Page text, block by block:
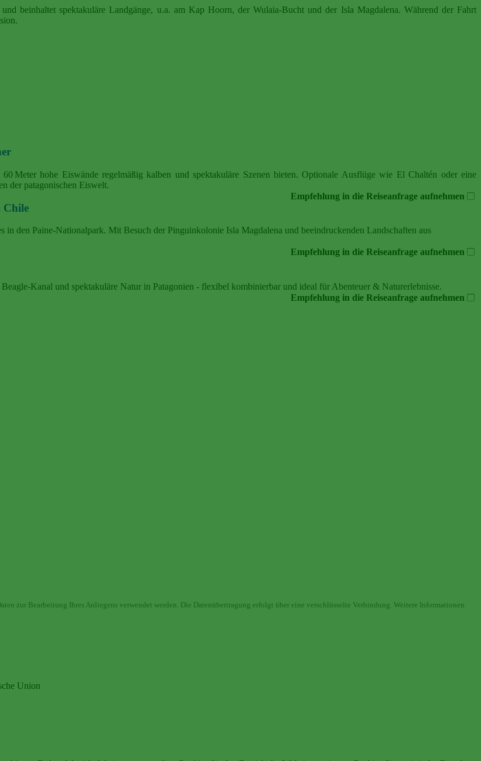
beinhaltet spektakuläre Landgänge, u.a. am Kap Hoorn, der Wulaia-Bucht und der Isla Magdalena. Während der Fahrt
Meter hohe Eiswände regelmäßig kalben und spektakuläre Szenen bieten. Optionale Ausflüge wie El Chaltén oder eine
der patagonischen Eiswelt.
Empfehlung in die Reiseanfrage aufnehmen
Chile
in den Paine‑Nationalpark. Mit Besuch der Pinguinkolonie Isla Magdalena und beeindruckenden Landschaften aus
Empfehlung in die Reiseanfrage aufnehmen
und spektakuläre Natur in Patagonien - flexibel kombinierbar und ideal für Abenteuer & Naturerlebnisse.
Empfehlung in die Reiseanfrage aufnehmen
zur Bearbeitung Ihres Anliegens verwendet werden. Die Datenübertragung erfolgt über eine verschlüsselte Verbindung. Weitere Informationen